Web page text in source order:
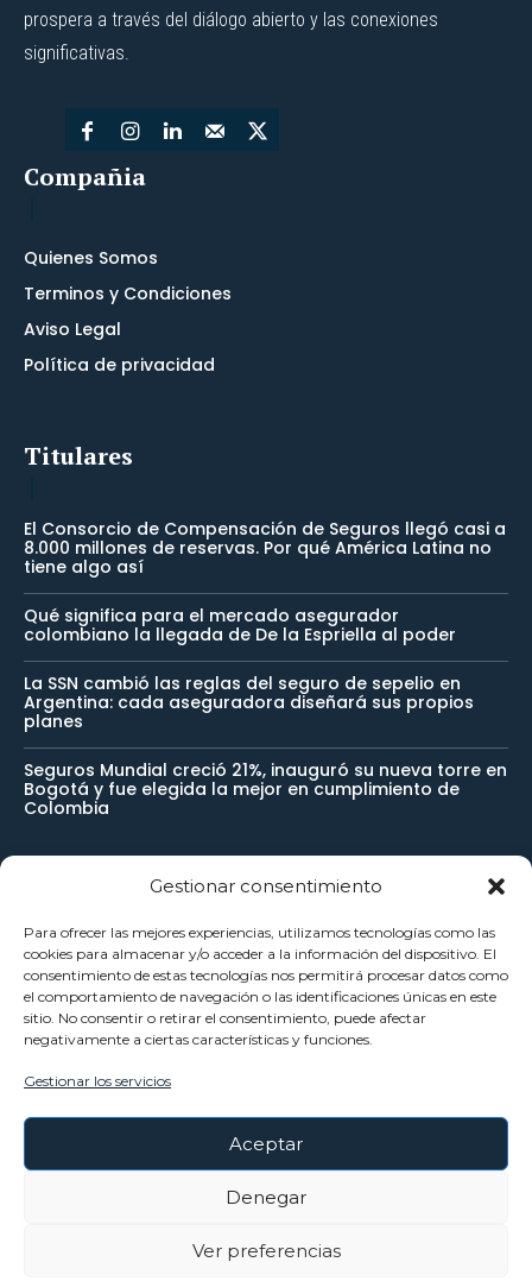
Gestionar consentimiento
Para ofrecer las mejores experiencias, utilizamos tecnologías como las
cookies para almacenar y/o acceder a la información del dispositivo. El
consentimiento de estas tecnologías nos permitirá procesar datos como
el comportamiento de navegación o las identificaciones únicas en este
sitio. No consentir o retirar el consentimiento, puede afectar
negativamente a ciertas características y funciones.
Gestionar los servicios
Aceptar
Denegar
Ver preferencias
prospera a través del diálogo abierto y las conexiones
significativas.
Compañia
Quienes Somos
Terminos y Condiciones
Aviso Legal
Política de privacidad
Titulares
El Consorcio de Compensación de Seguros llegó casi a
8.000 millones de reservas. Por qué América Latina no
tiene algo así
Qué significa para el mercado asegurador
colombiano la llegada de De la Espriella al poder
La SSN cambió las reglas del seguro de sepelio en
Argentina: cada aseguradora diseñará sus propios
planes
Seguros Mundial creció 21%, inauguró su nueva torre en
Bogotá y fue elegida la mejor en cumplimiento de
Colombia
Newsletter
Reciba noticias importantes directamente en su buzón de
entrada y manténgase conectado.
Política Privacidad.
©Copyright - Todos Los Derechos Reservados